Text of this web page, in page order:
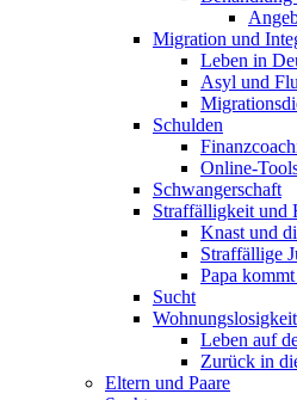
Migration und
Leben in
Asyl und
Schulden
Online-
Schwangerschaft
Straffälligkeit und
Knast und
Straffällige
Papa
Sucht
Wohnungslosigkeit
Leben auf
Zurück in
Eltern und Paare